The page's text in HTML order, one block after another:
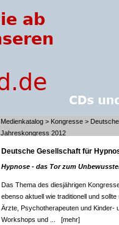
Medienkatalog > Kongresse >
Jahreskongress 2012
Deutsche Gesellschaft für
Hypnose - das Tor zum
Das Thema des diesjährigen
ebenso aktuell wie traditionell und
Ärzte, Psychotherapeuten und Kinder-
Workshops und ... [mehr]